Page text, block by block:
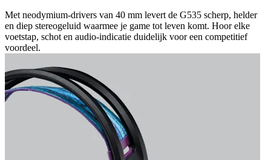
Met neodymium-drivers van 40 mm levert de G535 scherp, helder
en diep stereogeluid waarmee je game tot leven komt. Hoor elke
voetstap, schot en audio-indicatie duidelijk voor een competitief
voordeel.